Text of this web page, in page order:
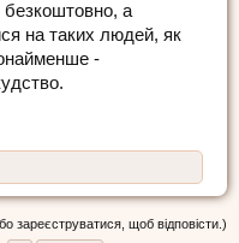
безкоштовно, а
на таких людей, як
-
зареєструватися, щоб відповісти.)